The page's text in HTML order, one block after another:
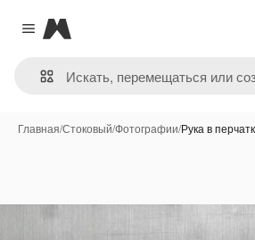
Close menu
Magnific
Главная/Стоковый/Фотографии/Рука в